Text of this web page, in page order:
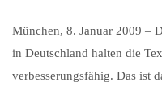
München, 8. Januar 2009 –
in Deutschland halten die
verbesserungsfähig. Das ist